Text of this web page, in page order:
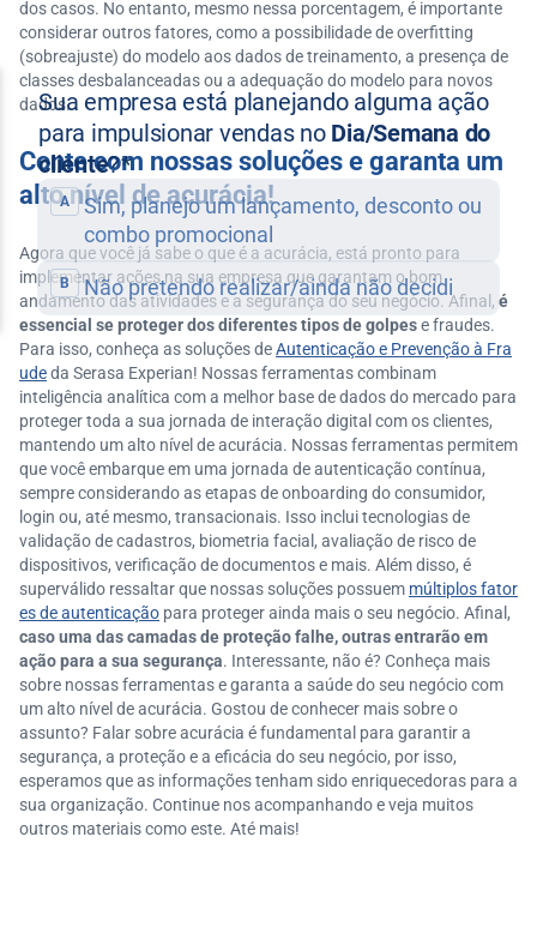
dos casos. No entanto, mesmo nessa porcentagem, é importante
considerar outros fatores, como a possibilidade de overfitting
(sobreajuste) do modelo aos dados de treinamento, a presença de
classes desbalanceadas ou a adequação do modelo para novos
dados.
Conte com nossas soluções e garanta um
alto nível de acurácia!
Agora que você já sabe o que é a acurácia, está pronto para
implementar ações na sua empresa que garantam o bom
andamento das atividades e a segurança do seu negócio. Afinal, é
essencial se proteger dos diferentes tipos de golpese fraudes.
Para isso, conheça as soluções deAutenticação e Prevenção à Fra
udeda Serasa Experian! Nossas ferramentas combinam
inteligência analítica com a melhor base de dados do mercado para
proteger toda a sua jornada de interação digital com os clientes,
mantendo um alto nível de acurácia. Nossas ferramentas permitem
que você embarque em uma jornada de autenticação contínua,
sempre considerando as etapas de onboarding do consumidor,
login ou, até mesmo, transacionais. Isso inclui tecnologias de
validação de cadastros, biometria facial, avaliação de risco de
dispositivos, verificação de documentos e mais. Além disso, é
superválido ressaltar que nossas soluções possuem múltiplos fator
es de autenticação para proteger ainda mais o seu negócio. Afinal,
caso uma das camadas de proteção falhe, outras entrarão em
ação para a sua segurança. Interessante, não é? Conheça mais
sobre nossas ferramentas e garanta a saúde do seu negócio com
um alto nível de acurácia. Gostou de conhecer mais sobre o
assunto? Falar sobre acurácia é fundamental para garantir a
segurança, a proteção e a eficácia do seu negócio, por isso,
esperamos que as informações tenham sido enriquecedoras para a
sua organização. Continue nos acompanhando e veja muitos
outros materiais como este. Até mais!